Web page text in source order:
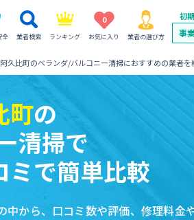
全 業者検索 ランキング
0
お気に入り 業者の選び方
初
事
久比町のベランダ/バルコニー清掃におすすめの業者
町の
清掃で
ミで簡単比較
から、口コミ数や評価、修理料金